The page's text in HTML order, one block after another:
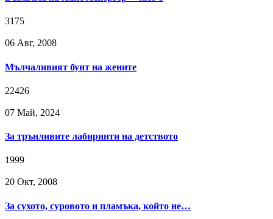
3175
06 Авг, 2008
Мълчаливият бунт на жените
22426
07 Май, 2024
За трънливите лабиринти на детството
1999
20 Окт, 2008
За сухото, суровото и пламъка, който не…